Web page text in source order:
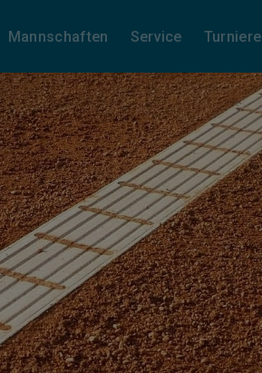
Mannschaften Service Turniere